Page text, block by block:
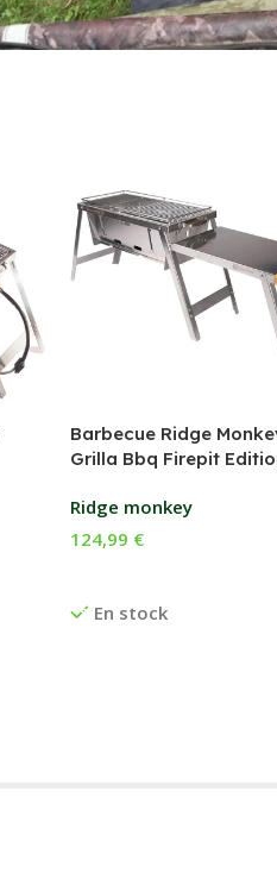
Barbecue Ridge
Grilla Bbq Firepit
Ridge monkey
En stock
124,99 €